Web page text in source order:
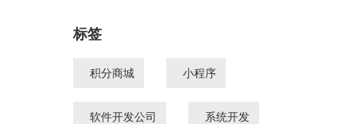
标签
积分商城 小程序
软件开发公司 系统开发